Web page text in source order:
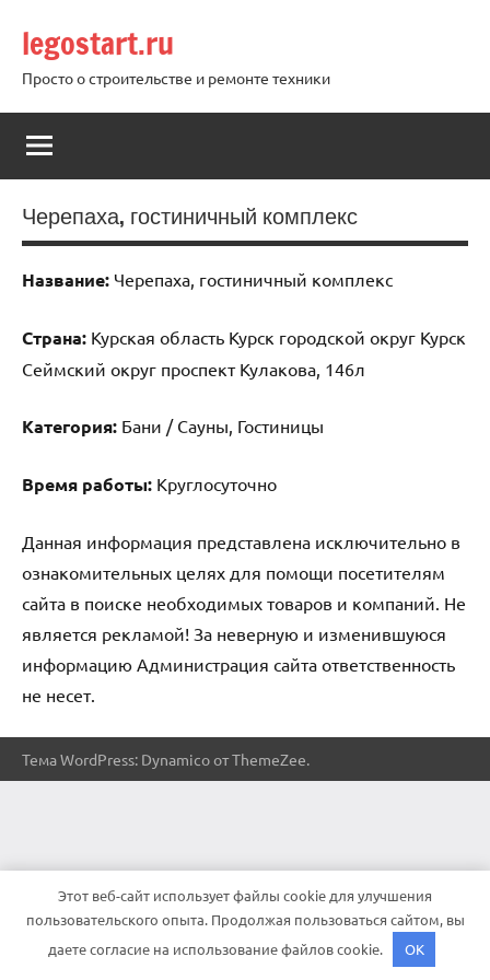
содержимому
legostart.ru
Просто о строительстве и ремонте техники
Черепаха, гостиничный комплекс
Название: Черепаха, гостиничный комплекс
Страна: Курская область Курск городской округ Курск
Сеймский округ проспект Кулакова, 146л
Категория: Бани / Сауны, Гостиницы
Время работы: Круглосуточно
Данная информация представлена исключительно в
ознакомительных целях для помощи посетителям
сайта в поиске необходимых товаров и компаний. Не
является рекламой! За неверную и изменившуюся
информацию Администрация сайта ответственность
не несет.
Тема WordPress: Dynamico от ThemeZee.
Этот веб-сайт использует файлы cookie для улучшения
пользовательского опыта. Продолжая пользоваться сайтом, вы
даете согласие на использование файлов cookie.
OK